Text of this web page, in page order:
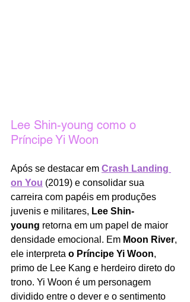
Lee Shin-young como o
Príncipe Yi Woon
Após se destacar em Crash Landing
on You (2019) e consolidar sua
carreira com papéis em produções
juvenis e militares, Lee Shin-
young retorna em um papel de maior
densidade emocional. Em Moon River,
ele interpreta o Príncipe Yi Woon,
primo de Lee Kang e herdeiro direto do
trono. Yi Woon é um personagem
dividido entre o dever e o sentimento